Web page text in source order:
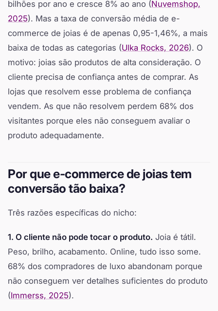
bilhões por ano e cresce 8% ao ano (Nuvemshop,
2025). Mas a taxa de conversão média de e-
commerce de joias é de apenas 0,95-1,46%, a mais
baixa de todas as categorias (Ulka Rocks, 2026). O
motivo: joias são produtos de alta consideração. O
cliente precisa de confiança antes de comprar. As
lojas que resolvem esse problema de confiança
vendem. As que não resolvem perdem 68% dos
visitantes porque eles não conseguem avaliar o
produto adequadamente.
Por que e-commerce de joias tem
conversão tão baixa?
Três razões específicas do nicho:
1. O cliente não pode tocar o produto. Joia é tátil.
Peso, brilho, acabamento. Online, tudo isso some.
68% dos compradores de luxo abandonam porque
não conseguem ver detalhes suficientes do produto
(Immerss, 2025).